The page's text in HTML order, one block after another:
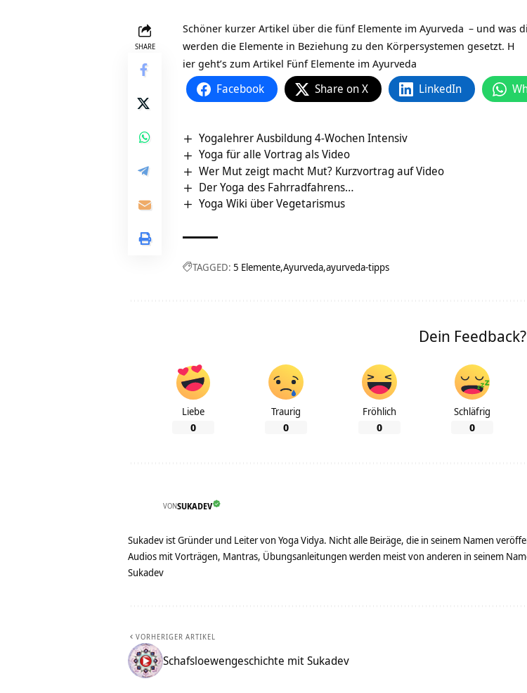
SHARE
Schöner kurzer Artikel über die fünf Elemente im Ayurveda – und was
werden die Elemente in Beziehung zu den Körpersystemen gesetzt. H
ier geht’s zum Artikel Fünf Elemente im Ayurveda
Facebook Share on X LinkedIn
Yogalehrer Ausbildung 4-Wochen Intensiv
Yoga für alle Vortrag als Video
Wer Mut zeigt macht Mut? Kurzvortrag auf Video
Der Yoga des Fahrradfahrens…
Yoga Wiki über Vegetarismus
TAGGED: 5 Elemente Ayurveda ayurveda-tipps
Dein Feedback?
Liebe
0
Traurig
0
Fröhlich
0
Schläfrig
0
VONSUKADEV
Sukadev ist Gründer und Leiter von Yoga Vidya. Nicht alle Beiräge, die in seinem Namen
Audios mit Vorträgen, Mantras, Übungsanleitungen werden meist von anderen in seinem
Sukadev
VORHERIGER ARTIKEL
Schafsloewengeschichte mit Sukadev